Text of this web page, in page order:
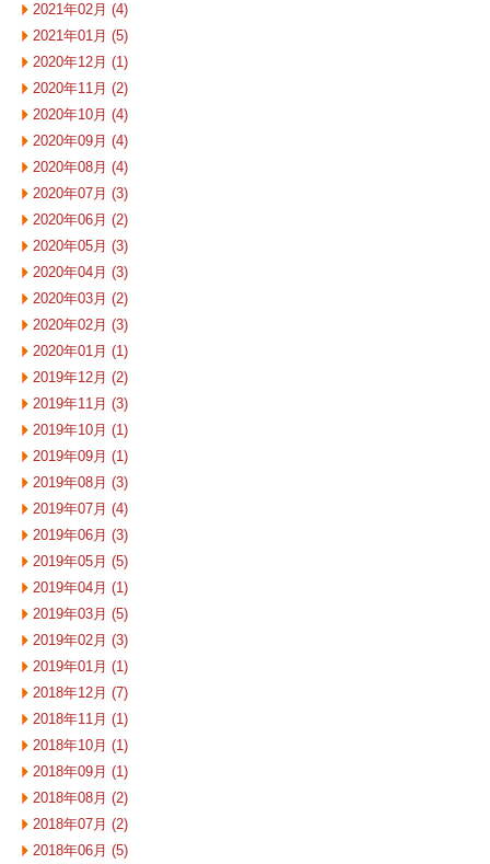
2021年02月 (4)
2021年01月 (5)
2020年12月 (1)
2020年11月 (2)
2020年10月 (4)
2020年09月 (4)
2020年08月 (4)
2020年07月 (3)
2020年06月 (2)
2020年05月 (3)
2020年04月 (3)
2020年03月 (2)
2020年02月 (3)
2020年01月 (1)
2019年12月 (2)
2019年11月 (3)
2019年10月 (1)
2019年09月 (1)
2019年08月 (3)
2019年07月 (4)
2019年06月 (3)
2019年05月 (5)
2019年04月 (1)
2019年03月 (5)
2019年02月 (3)
2019年01月 (1)
2018年12月 (7)
2018年11月 (1)
2018年10月 (1)
2018年09月 (1)
2018年08月 (2)
2018年07月 (2)
2018年06月 (5)